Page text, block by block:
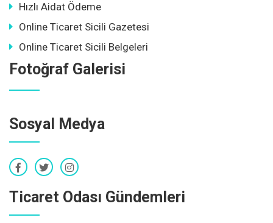
Hızlı Aidat Ödeme
Online Ticaret Sicili Gazetesi
Online Ticaret Sicili Belgeleri
Fotoğraf Galerisi
Sosyal Medya
Ticaret Odası Gündemleri